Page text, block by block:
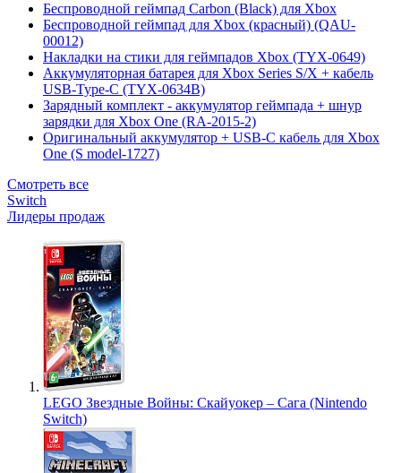
Беспроводной геймпад Carbon (Black) для Xbox
Беспроводной геймпад для Xbox (красный) (QAU-
00012)
Накладки на стики для геймпадов Xbox (TYX-0649)
Аккумуляторная батарея для Xbox Series S/X + кабель
USB-Type-C (TYX-0634B)
Зарядный комплект - аккумулятор геймпада + шнур
зарядки для Xbox One (RA-2015-2)
Оригинальный аккумулятор + USB-C кабель для Xbox
One (S model-1727)
Смотреть все
Switch
Лидеры продаж
LEGO Звездные Войны: Скайуокер – Сага (Nintendo
Switch)